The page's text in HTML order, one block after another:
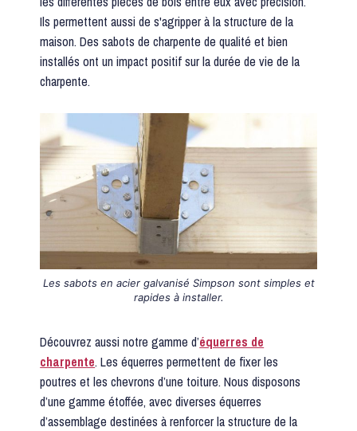
Ils permettent aussi de s'agripper à la structure de la
maison. Des sabots de charpente de qualité et bien
installés ont un impact positif sur la durée de vie de la
charpente.
Les sabots en acier galvanisé Simpson sont simples et
rapides à installer.
Découvrez aussi notre gamme d’équerres de
charpente. Les équerres permettent de fixer les
poutres et les chevrons d’une toiture. Nous disposons
d’une gamme étoffée, avec diverses équerres
d’assemblage destinées à renforcer la structure de la